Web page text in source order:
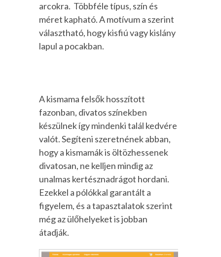
arcokra. Többféle típus, szín és
méret kapható. A motívum a szerint
választható, hogy kisfiú vagy kislány
lapul a pocakban.
A kismama felsők hosszított
fazonban, divatos színekben
készülnek így mindenki talál kedvére
valót. Segíteni szeretnének abban,
hogy a kismamák is öltözhessenek
divatosan, ne kelljen mindig az
unalmas kertésznadrágot hordani.
Ezekkel a pólókkal garantált a
figyelem, és a tapasztalatok szerint
még az ülőhelyeket is jobban
átadják.